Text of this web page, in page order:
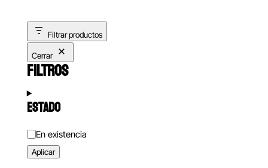
$122.00.$79.00.
Filtrar productos
Cerrar
FILTROS
ESTADO
Estado
En existencia
Aplicar